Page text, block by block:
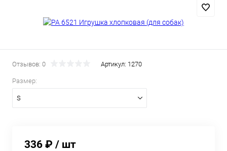
Отзывов: 0 Артикул: 1270
Размер:
S
336 ₽ / шт